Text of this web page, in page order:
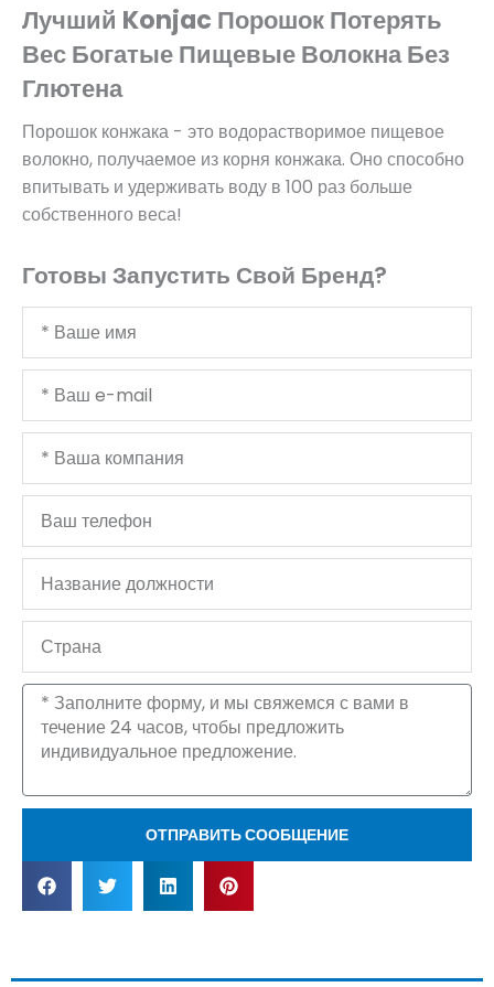
Лучший Konjac Порошок Потерять
Вес Богатые Пищевые Волокна Без
Глютена
Порошок конжака - это водорастворимое пищевое
волокно, получаемое из корня конжака. Оно способно
впитывать и удерживать воду в 100 раз больше
собственного веса!
Готовы Запустить Свой Бренд?
Ваше
Ваш
электронной
почты
Ваша
Ваш
Название
Страна
Сообщение
ОТПРАВИТЬ СООБЩЕНИЕ